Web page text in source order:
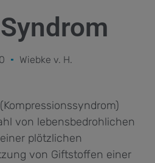
Wiebke v. H.
von lebensbedrohlichen
plötzlichen
von Giftstoffen einer